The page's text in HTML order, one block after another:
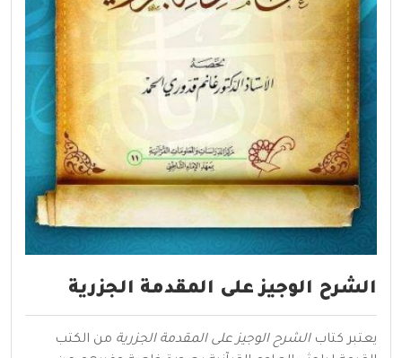
الشرح الوجيز على المقدمة الجزرية
يعتبر كتابالشرح الوجيز على المقدمة الجزرية من الكتب